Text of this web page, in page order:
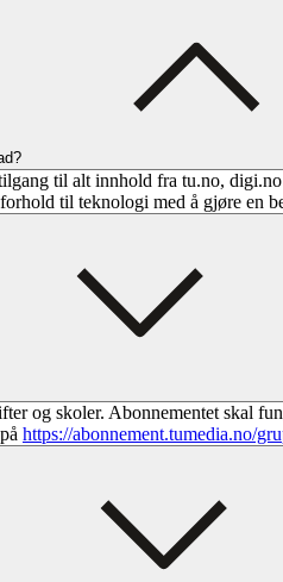
til alt innhold fra tu.no,
til teknologi med å gjøre en
og skoler. Abonnementet skal
https://abonnement.tumedia.no/